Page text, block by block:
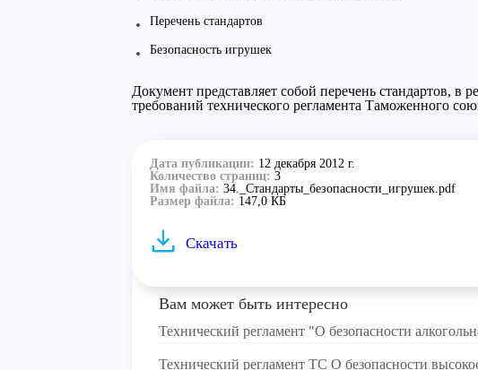
Перечень стандартов
Безопасность игрушек
Документ представляет собой перечень стандартов, в
требований технического регламента Таможенного
Дата публикации: 12 декабря 2012 г.
Количество страниц: 3
Имя файла: 34._Стандарты_безопасности_игрушек.pdf
Размер файла: 147,0 КБ
Скачать
Вам может быть интересно
Технический регламент "О безопасности
Технический регламент ТС О безопасности